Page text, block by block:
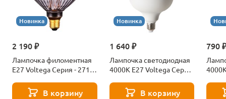
Новинка
2 190 ₽
Лампочка филоментная
Е27 Voltega Серия - 271
В корзину
Новинка
1 640 ₽
Лампочка светодиодная
4000К Е27 Voltega Серия
В корзину
790